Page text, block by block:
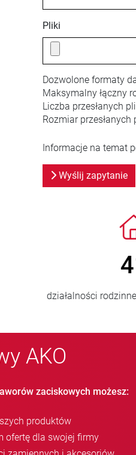
Pliki
Dozwolone formaty
Maksymalny łączny
Liczba przesłanych
Rozmiar przesłanych
Informacje na temat
Wyślij zapytanie
>
AKO
zaciskowych możesz:
produktów
ofertę dla swojej firmy